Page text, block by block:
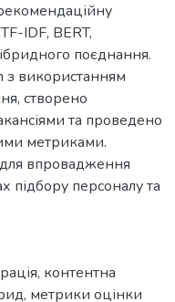
IDF, BERT,
поєднання.
використанням
створено
та проведено
метриками.
впровадження
підбору персоналу та
, контентна
, метрики оцінки